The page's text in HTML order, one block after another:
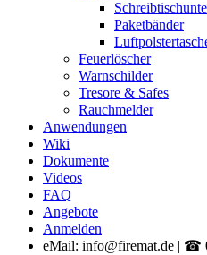
Paketbänder
Feuerlöscher
Warnschilder
Tresore & Safes
Rauchmelder
Anwendungen
Wiki
Dokumente
Videos
FAQ
Angebote
Anmelden
eMail: info@firemat.de | ☎